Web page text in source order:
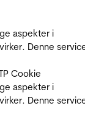
aspekter i
Denne
Cookie
aspekter i
Denne